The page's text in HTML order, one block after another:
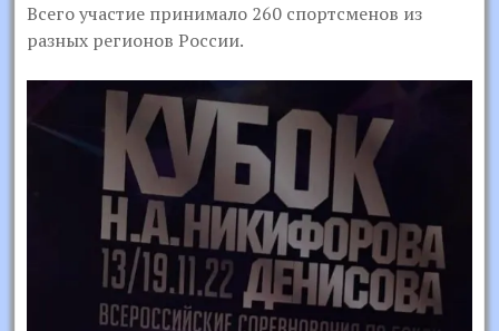
Всего участие принимало 260 спортсменов из
разных регионов России.